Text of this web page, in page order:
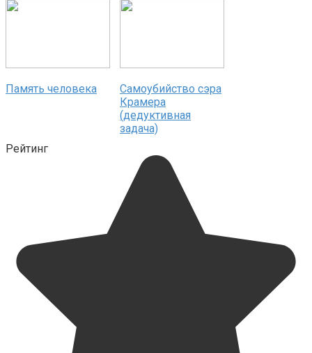
Память человека
Самоубийство сэра
Крамера
(дедуктивная
задача)
Рейтинг